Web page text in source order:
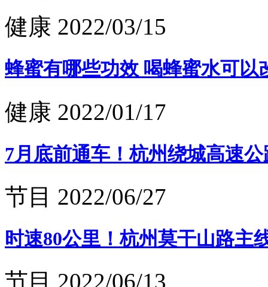
健康 2022/03/15
蜂蜜有哪些功效 喝蜂蜜水可以
健康 2022/01/17
7月底前通车！杭州绕城高速
节目 2022/06/27
时速80公里！杭州莫干山路主
节目 2022/06/13